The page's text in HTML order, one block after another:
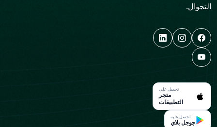
التجوال.
تحميل على
متجر
التطبيقات
احصل عليه
جوجل بلاي